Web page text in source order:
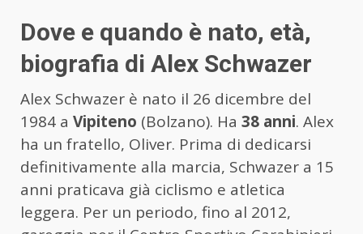
Dove e quando è nato, età,
biografia di Alex Schwazer
Alex Schwazer è nato il 26 dicembre del
1984 a Vipiteno (Bolzano). Ha 38 anni. Alex
ha un fratello, Oliver. Prima di dedicarsi
definitivamente alla marcia, Schwazer a 15
anni praticava già ciclismo e atletica
leggera. Per un periodo, fino al 2012,